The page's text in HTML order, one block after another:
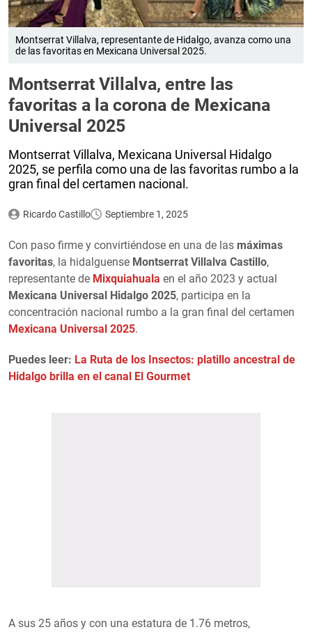
Montserrat Villalva, representante de Hidalgo, avanza como una
de las favoritas en Mexicana Universal 2025.
Montserrat Villalva, entre las
favoritas a la corona de Mexicana
Universal 2025
Montserrat Villalva, Mexicana Universal Hidalgo
2025, se perfila como una de las favoritas rumbo a la
gran final del certamen nacional.
Ricardo Castillo Septiembre 1, 2025
Con paso firme y convirtiéndose en una de las máximas
favoritas, la hidalguense Montserrat Villalva Castillo,
representante de Mixquiahuala en el año 2023 y actual
Mexicana Universal Hidalgo 2025, participa en la
concentración nacional rumbo a la gran final del certamen
Mexicana Universal 2025.
Puedes leer: La Ruta de los Insectos: platillo ancestral de
Hidalgo brilla en el canal El Gourmet
A sus 25 años y con una estatura de 1.76 metros,